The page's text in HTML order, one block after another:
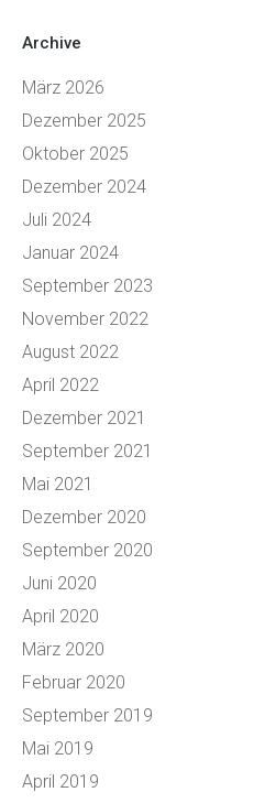
Archive
März 2026
Dezember 2025
Oktober 2025
Dezember 2024
Juli 2024
Januar 2024
September 2023
November 2022
August 2022
April 2022
Dezember 2021
September 2021
Mai 2021
Dezember 2020
September 2020
Juni 2020
April 2020
März 2020
Februar 2020
September 2019
Mai 2019
April 2019